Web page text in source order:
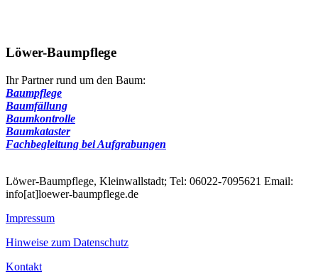
Löwer-Baumpflege
Ihr Partner rund um den Baum:
Baumpflege
Baumfällung
Baumkontrolle
Baumkataster
Fachbegleitung bei Aufgrabungen
Löwer-Baumpflege, Kleinwallstadt; Tel: 06022-7095621 Email:
info[at]loewer-baumpflege.de
Impressum
Hinweise zum Datenschutz
Kontakt